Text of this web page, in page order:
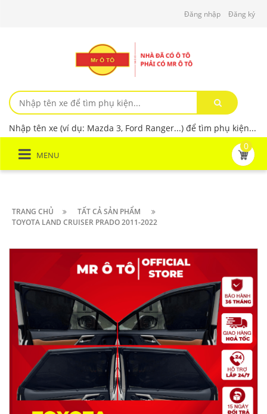
Đăng nhập Đăng ký
Nhập tên xe (ví dụ: Mazda 3, Ford Ranger...) để tìm phụ kiện...
MENU
0
TRANG CHỦ
TẤT CẢ SẢN PHẨM
TOYOTA LAND CRUISER PRADO 2011-2022